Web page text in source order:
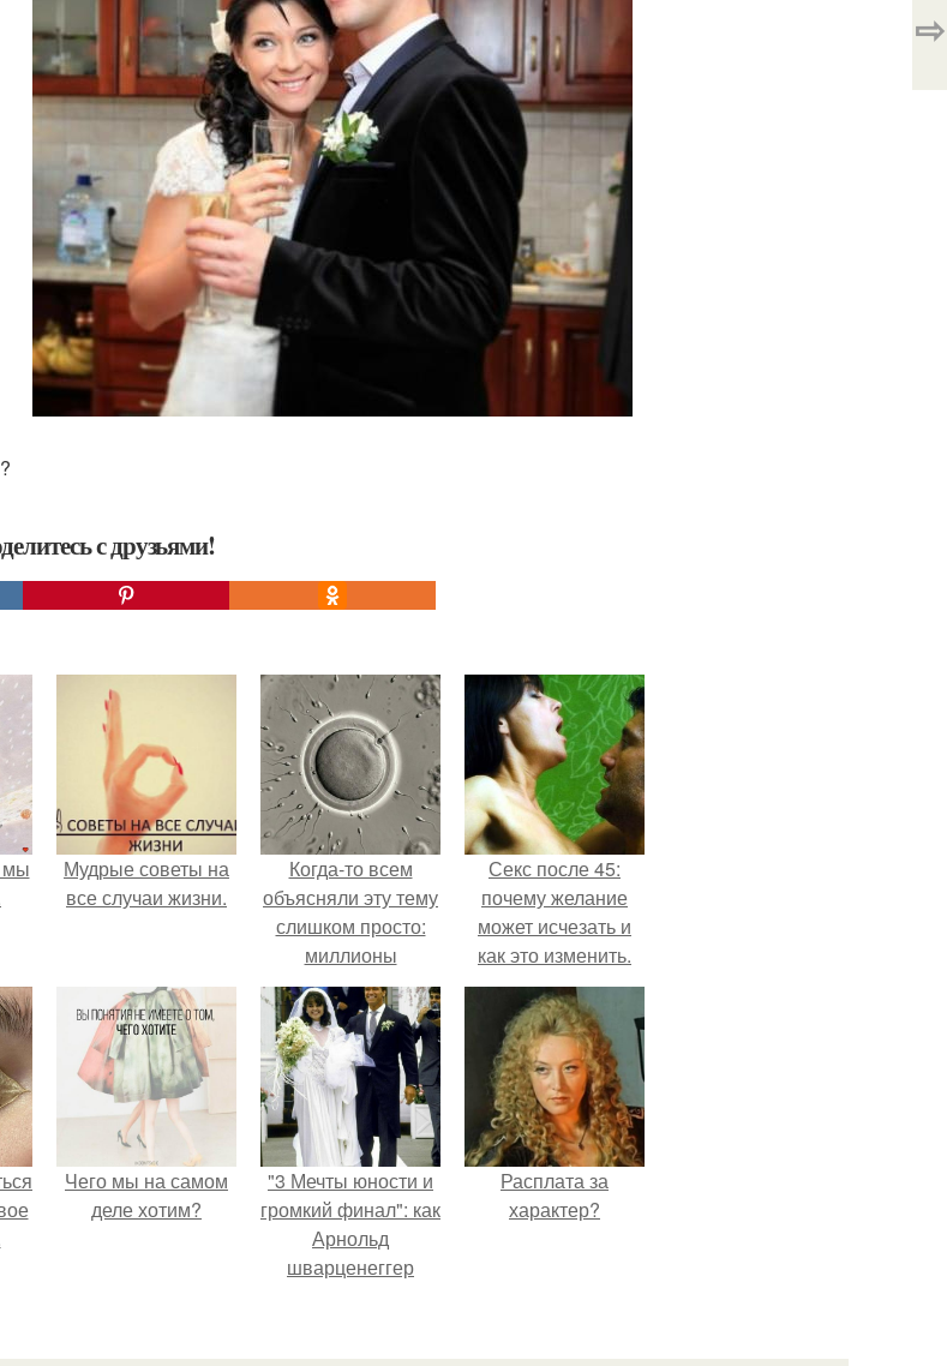
с друзьями!
⇨
мы
Мудрые советы на
все случаи жизни.
Когда-то всем
объясняли эту тему
слишком просто:
миллионы
сперматозоидов
бегут к цели, а
побеждает самый
быстрый.
Секс после 45:
почему желание
может исчезать и
как это изменить.
Чего мы на самом
деле хотим?
"3 Мечты юности и
громкий финал": как
Арнольд
шварценеггер
Кеннеди.
Расплата за
характер?